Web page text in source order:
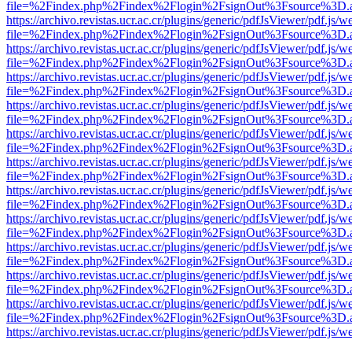
https://archivo.revistas.ucr.ac.cr/plugins/generic/pdfJsViewer/pdf.js/
https://archivo.revistas.ucr.ac.cr/plugins/generic/pdfJsViewer/pdf.js/
https://archivo.revistas.ucr.ac.cr/plugins/generic/pdfJsViewer/pdf.js/
https://archivo.revistas.ucr.ac.cr/plugins/generic/pdfJsViewer/pdf.js/
https://archivo.revistas.ucr.ac.cr/plugins/generic/pdfJsViewer/pdf.js/
https://archivo.revistas.ucr.ac.cr/plugins/generic/pdfJsViewer/pdf.js/
https://archivo.revistas.ucr.ac.cr/plugins/generic/pdfJsViewer/pdf.js/
https://archivo.revistas.ucr.ac.cr/plugins/generic/pdfJsViewer/pdf.js/
https://archivo.revistas.ucr.ac.cr/plugins/generic/pdfJsViewer/pdf.js/
https://archivo.revistas.ucr.ac.cr/plugins/generic/pdfJsViewer/pdf.js/
https://archivo.revistas.ucr.ac.cr/plugins/generic/pdfJsViewer/pdf.js/
https://archivo.revistas.ucr.ac.cr/plugins/generic/pdfJsViewer/pdf.js/